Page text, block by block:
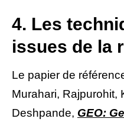
4. Les
issues de la
Le papier de
Murahari, Rajpurohit,
Deshpande, GEO: